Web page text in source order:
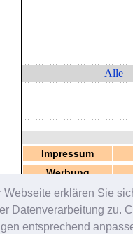
Webseite erklären Sie
Datenverarbeitung zu.
entsprechend
Alle
Impressum
Werbung